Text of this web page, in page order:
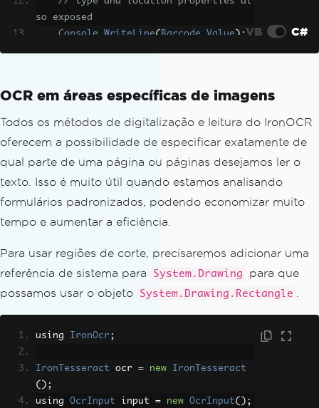
so exposed
Console
WriteLine( Barcode Value );VB C#
OCR em áreas específicas de imagens
Todos os métodos de digitalização e leitura do IronOCR
oferecem a possibilidade de especificar exatamente de
qual parte de uma página ou páginas desejamos ler o
texto. Isso é muito útil quando estamos analisando
formulários padronizados, podendo economizar muito
tempo e aumentar a eficiência.
Para usar regiões de corte, precisaremos adicionar uma
referência de sistema para
System.Drawing
para que
possamos usar o objeto
System.Drawing.Rectangle
using IronOcr ;
IronTesseract ocr = new
IronTesseract
();
using OcrInput input = new OcrInput();